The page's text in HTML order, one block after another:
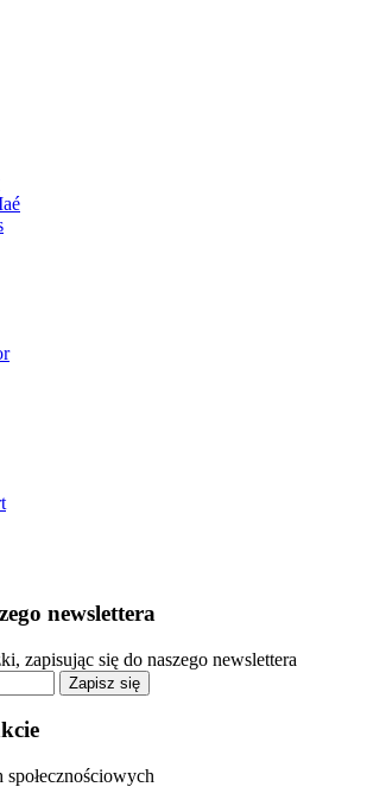
newslettera
zapisując się do naszego newslettera
Zapisz się